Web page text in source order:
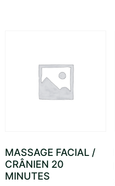
MASSAGE FACIAL /
CRÂNIEN 20
MINUTES